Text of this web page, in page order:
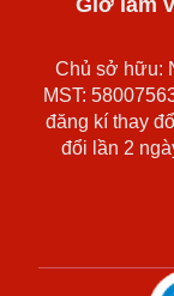
Chủ sở hữu:
MST:
đăng kí thay
đổi lần 2